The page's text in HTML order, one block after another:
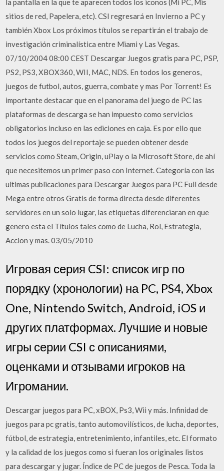
la pantalla en la que te aparecen todos los iconos (Mi PC, Mis
sitios de red, Papelera, etc). CSI regresará en Invierno a PC y
también Xbox Los próximos títulos se repartirán el trabajo de
investigación criminalística entre Miami y Las Vegas.
07/10/2004 08:00 CEST Descargar Juegos gratis para PC, PSP,
PS2, PS3, XBOX360, WII, MAC, NDS. En todos los generos,
juegos de futbol, autos, guerra, combate y mas Por Torrent! Es
importante destacar que en el panorama del juego de PC las
plataformas de descarga se han impuesto como servicios
obligatorios incluso en las ediciones en caja. Es por ello que
todos los juegos del reportaje se pueden obtener desde
servicios como Steam, Origin, uPlay o la Microsoft Store, de ahí
que necesitemos un primer paso con Internet. Categoría con las
ultimas publicaciones para Descargar Juegos para PC Full desde
Mega entre otros Gratis de forma directa desde diferentes
servidores en un solo lugar, las etiquetas diferenciaran en que
genero esta el Títulos tales como de Lucha, Rol, Estrategia,
Accion y mas. 03/05/2010
Игровая серия CSI: список игр по
порядку (хронологии) на PC, PS4, Xbox
One, Nintendo Switch, Android, iOS и
других платформах. Лучшие и новые
игры серии CSI с описаниями,
оценками и отзывами игроков на
Игромании.
Descargar juegos para PC, xBOX, Ps3, Wii y más. Infinidad de
juegos para pc gratis, tanto automovilísticos, de lucha, deportes,
fútbol, de estrategia, entretenimiento, infantiles, etc. El formato
y la calidad de los juegos como si fueran los originales listos
para descargar y jugar. Índice de PC de juegos de Pesca. Toda la